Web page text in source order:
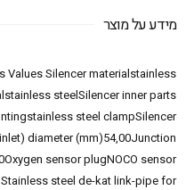
מידע על מוצר
Values Silencer materialstainless
steelSilencer inner parts
steel clampSilencer
diameter (mm)54,00Junction
sensor plugNOCO sensor
steel de-kat link-pipe for